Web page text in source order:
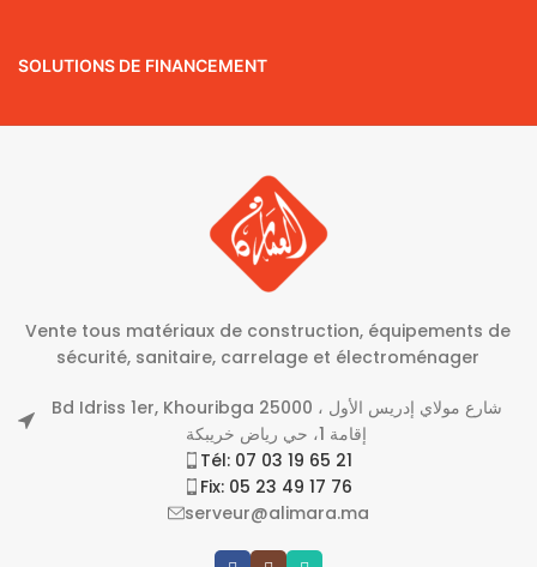
SOLUTIONS DE FINANCEMENT
Vente tous matériaux de construction, équipements de
sécurité, sanitaire, carrelage et électroménager
Bd Idriss 1er, Khouribga 25000 شارع مولاي إدريس الأول ،
إقامة 1، حي رياض خريبكة
Tél: 07 03 19 65 21
Fix: 05 23 49 17 76
serveur@alimara.ma